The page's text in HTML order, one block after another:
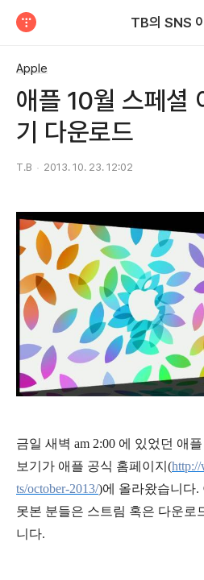
TB의 SNS
Apple
애플 10월 스페셜
기 다운로드
T.B 2013. 10. 23. 12:02
금일 새벽 am 2:00 에 있었던 애
보기가 애플 공식 홈페이지 (http://
ts/october-2013/)에 올라왔습니다.
못본 분들은 스트림 혹은 다운로
니다.